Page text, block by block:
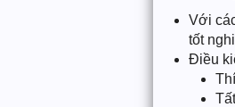
Với
tốt
Điều